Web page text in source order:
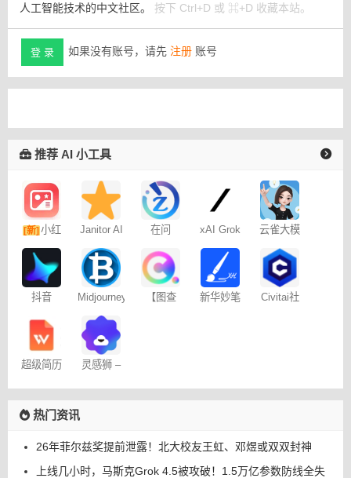
人工智能技术的中文社区。 按下 Ctrl+D 或 ⌘+D 收藏本站。
登 录 如果没有账号，请先 注册 账号
推荐 AI 小工具
[新]小红
记
Janitor AI
聊天
在问 xAI Grok
云雀大模
抖音
– 免费
Midjourney
（咒语）
生成器
【图查
新华妙笔
Civitai社
超级简历
灵感狮 –
热门资讯
26年菲尔兹奖提前泄露！北大校友王虹、邓煜或双双封神
上线几小时，马斯克Grok 4.5被攻破！1.5万亿参数防线全失